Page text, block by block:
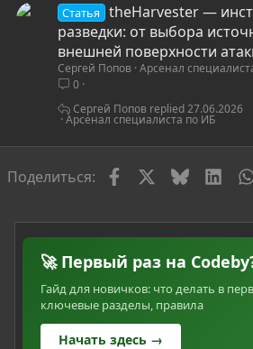
Статья
theHarvester —
разведки: от выбора
внешней поверхности
Сергей Попов Арсенал
0
Арсенал специалиста по ИБ
27.06.2026
Сергей Попов
Поделиться: FacebookBluesky
🚀 Первый раз на
Гайд для новичков: что делать в
ключевые разделы, правила
Начать здесь →